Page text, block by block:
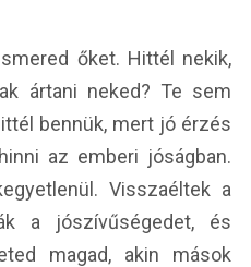
őket. Hittél nekik,
ártani neked? Te sem
bennük, mert jó érzés
az emberi jóságban.
Visszaéltek a
a jószívűségedet, és
magad, akin mások